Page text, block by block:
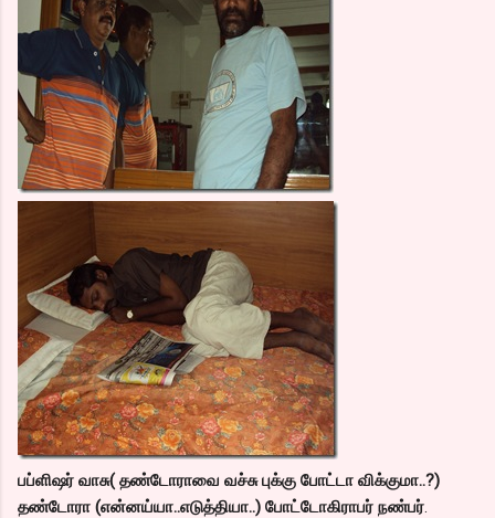
பப்ளிஷர் வாசு( தண்டோராவை வச்சு புக்கு போட்டா விக்குமா..?)
தண்டோரா (என்னய்யா..எடுத்தியா..) போட்டோகிராபர் நண்பர்